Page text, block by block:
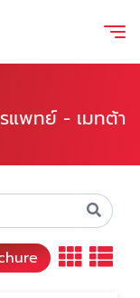
แพทย์ - เมทต้า